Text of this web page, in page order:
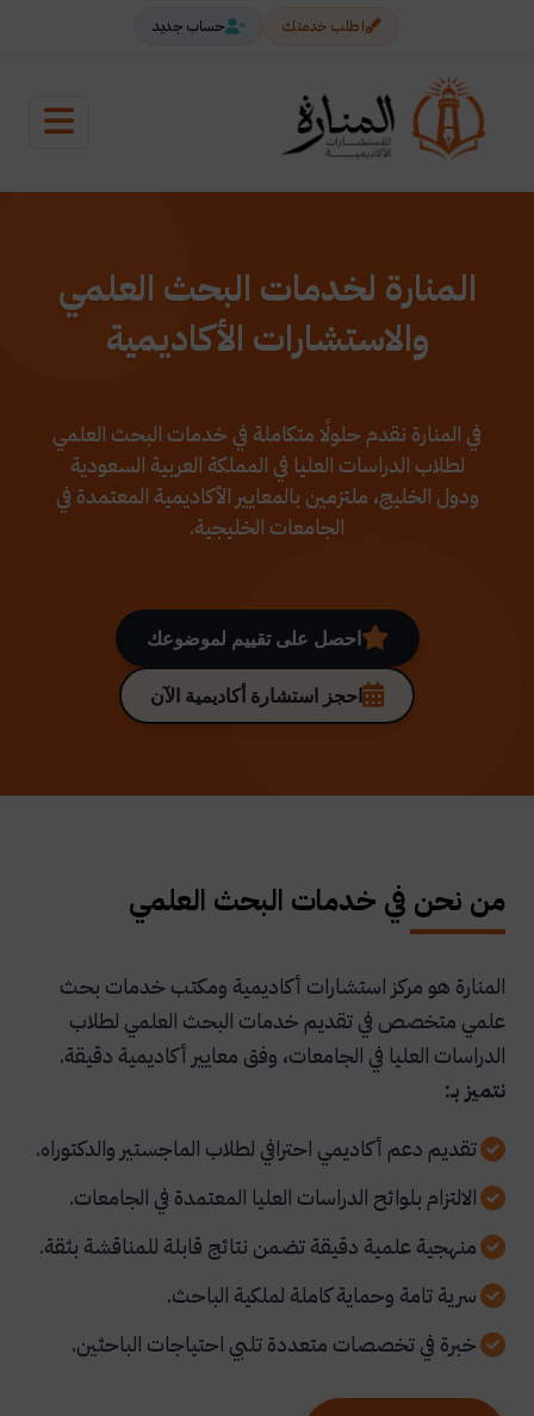
اطلب خدمتك حساب جديد
المنارة لخدمات البحث العلمي
والاستشارات الأكاديمية
في المنارة نقدم حلولًا متكاملة في خدمات البحث العلمي
لطلاب الدراسات العليا في المملكة العربية السعودية
ودول الخليج، ملتزمين بالمعايير الأكاديمية المعتمدة في
الجامعات الخليجية.
احصل على تقييم لموضوعك
احجز استشارة أكاديمية الآن
من نحن في خدمات البحث العلمي
المنارة هو مركز استشارات أكاديمية ومكتب خدمات بحث
علمي متخصص في تقديم خدمات البحث العلمي لطلاب
الدراسات العليا في الجامعات، وفق معايير أكاديمية دقيقة.
نتميز بـ:
تقديم دعم أكاديمي احترافي لطلاب الماجستير والدكتوراه.
الالتزام بلوائح الدراسات العليا المعتمدة في الجامعات.
منهجية علمية دقيقة تضمن نتائج قابلة للمناقشة بثقة.
سرية تامة وحماية كاملة لملكية الباحث.
خبرة في تخصصات متعددة تلبي احتياجات الباحثين.